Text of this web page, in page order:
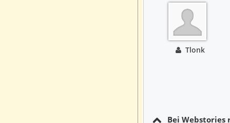
Tlonk
Bei Webstories